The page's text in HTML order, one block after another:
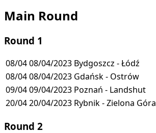
Main Round
Round 1
08/0408/04/2023 Bydgoszcz - Łódź
08/0408/04/2023 Gdańsk - Ostrów
09/0409/04/2023 Poznań - Landshut
20/0420/04/2023 Rybnik - Zielona Góra
Round 2